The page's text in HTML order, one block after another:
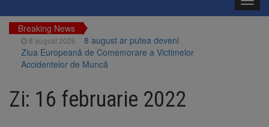
Breaking News
8 august 2026
8 august ar putea deveni
Ziua Europeană de Comemorare a Victimelor
Accidentelor de Muncă
fostului complex Duplex 91, de lângă Piața
Star
Zi: 16 februarie 2022